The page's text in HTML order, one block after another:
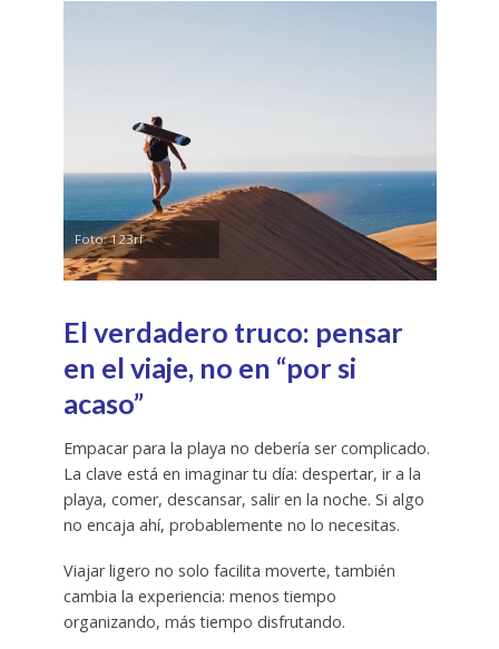
Foto: 123rf
El verdadero truco: pensar
en el viaje, no en “por si
acaso”
Empacar para la playa no debería ser complicado.
La clave está en imaginar tu día: despertar, ir a la
playa, comer, descansar, salir en la noche. Si algo
no encaja ahí, probablemente no lo necesitas.
Viajar ligero no solo facilita moverte, también
cambia la experiencia: menos tiempo
organizando, más tiempo disfrutando.